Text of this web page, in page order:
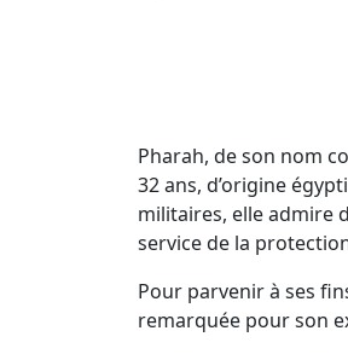
Pharah, de son nom
32 ans, d’origine
militaires, elle admire
service de la
Pour parvenir à ses
remarquée pour son